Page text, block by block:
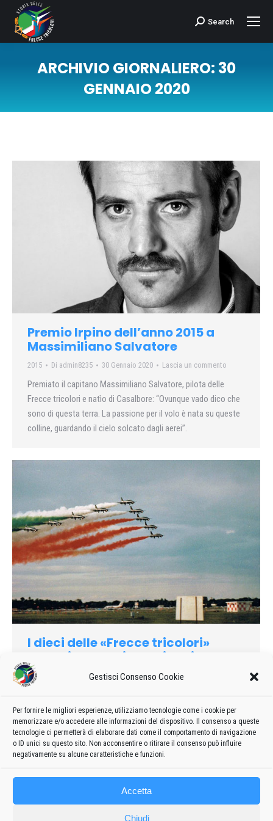
Gestisci Consenso Cookie
Per fornire le migliori esperienze, utilizziamo tecnologie come i cookie per
memorizzare e/o accedere alle informazioni del dispositivo. Il consenso a queste
tecnologie ci permetterà di elaborare dati come il comportamento di navigazione
o ID unici su questo sito. Non acconsentire o ritirare il consenso può influire
negativamente su alcune caratteristiche e funzioni.
Accetta
Chiudi
Cerca:Search
ARCHIVIO GIORNALIERO: 30
GENNAIO 2020
Premio Irpino dell’anno 2015 a
Massimiliano Salvatore
2015 Di admin8235 30 Gennaio 2020 Lascia un commento
Premiato il capitano Massimiliano Salvatore, pilota delle
Frecce tricolori e natìo di Casalbore: “Ovunque vado dico che
sono di questa terra. La passione per il volo è nata su queste
colline, guardando il cielo solcato dagli aerei”.
I dieci delle «Frecce tricolori»
conquistano gli americani
1986 admin8235 30 Gennaio 2020 Lascia un commento
mondo, la Statua della Libertà e i grattacieli dl New York
avvolti da nebbia e nuvole, senza poter scendere e stendere
sopra Manhattan il più grande tricolore mal visto.